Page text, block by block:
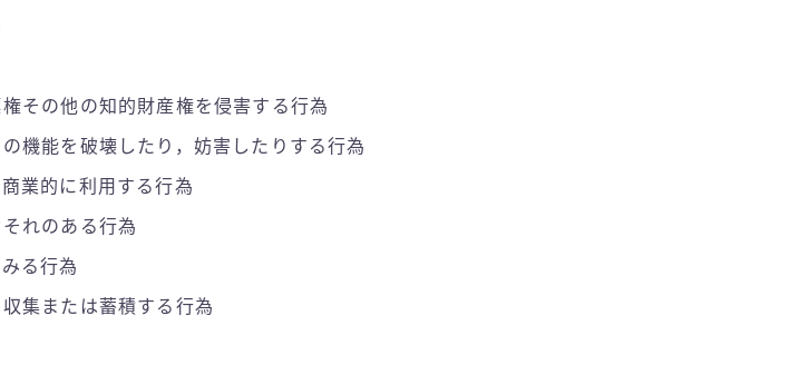
その他の知的財産権を侵害する行為
機能を破壊したり，妨害したりする行為
業的に利用する行為
れのある行為
る行為
集または蓄積する行為